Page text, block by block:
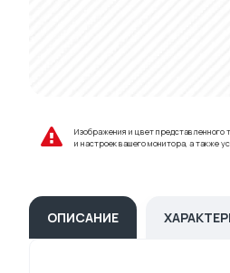
Изображения и цвет представленного
и настроек вашего монитора, а также
ОПИСАНИЕ